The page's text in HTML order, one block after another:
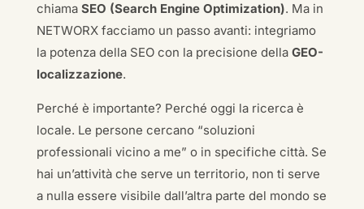
chiama SEO (Search Engine Optimization). Ma in
NETWORX facciamo un passo avanti: integriamo
la potenza della SEO con la precisione della GEO-
localizzazione.
Perché è importante? Perché oggi la ricerca è
locale. Le persone cercano “soluzioni
professionali vicino a me” o in specifiche città. Se
hai un’attività che serve un territorio, non ti serve
a nulla essere visibile dall’altra parte del mondo se